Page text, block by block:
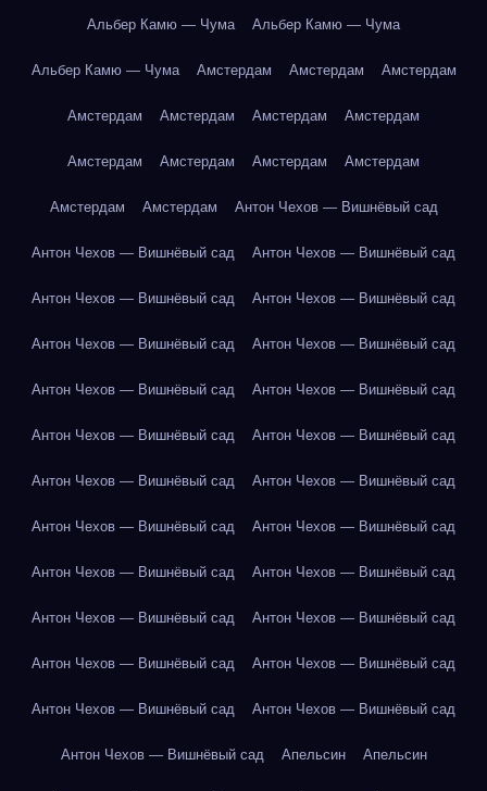
Альбер Камю — Чума Альбер Камю — Чума
Альбер Камю — Чума Амстердам Амстердам Амстердам
Амстердам Амстердам Амстердам Амстердам
Амстердам Амстердам Амстердам Амстердам
Амстердам Амстердам Антон Чехов — Вишнёвый сад
Антон Чехов — Вишнёвый сад Антон Чехов — Вишнёвый сад
Антон Чехов — Вишнёвый сад Антон Чехов — Вишнёвый сад
Антон Чехов — Вишнёвый сад Антон Чехов — Вишнёвый сад
Антон Чехов — Вишнёвый сад Антон Чехов — Вишнёвый сад
Антон Чехов — Вишнёвый сад Антон Чехов — Вишнёвый сад
Антон Чехов — Вишнёвый сад Антон Чехов — Вишнёвый сад
Антон Чехов — Вишнёвый сад Антон Чехов — Вишнёвый сад
Антон Чехов — Вишнёвый сад Антон Чехов — Вишнёвый сад
Антон Чехов — Вишнёвый сад Антон Чехов — Вишнёвый сад
Антон Чехов — Вишнёвый сад Антон Чехов — Вишнёвый сад
Антон Чехов — Вишнёвый сад Антон Чехов — Вишнёвый сад
Антон Чехов — Вишнёвый сад Апельсин Апельсин